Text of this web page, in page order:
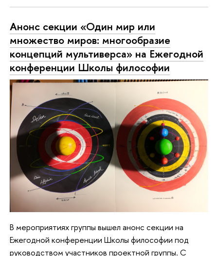
Анонс секции «Один мир или
множество миров: многообразие
концепций мультиверса» на Ежегодной
конференции Школы философии
В мероприятиях группы вышел анонс секции на
Ежегодной конференции Школы философии под
руководством участников проектной группы. С